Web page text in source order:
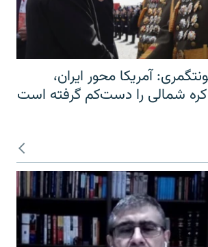
آمریکا محور ایران،
شمالی را دست‌کم گرفته است